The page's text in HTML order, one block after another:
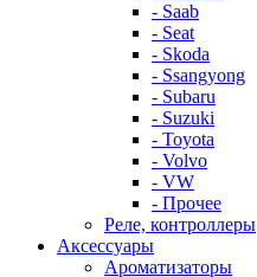
- Saab
- Seat
- Skoda
- Ssangyong
- Subaru
- Suzuki
- Toyota
- Volvo
- VW
- Прочее
Реле, контроллеры
Аксессуары
Ароматизаторы